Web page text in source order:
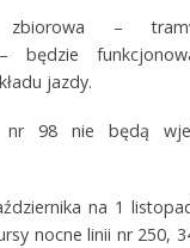
zbiorowa –
będzie
jazdy.
nr 98 nie będą
na 1
nocne linii nr 250,